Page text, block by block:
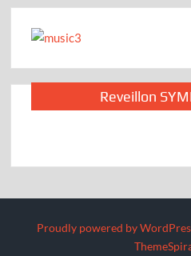
Reveillon
Proudly powered by